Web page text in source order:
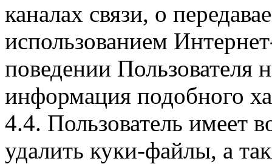
каналах связи, о
использованием
поведении Пользователя
информация подобного
4.4. Пользователь имеет
удалить куки-файлы, а